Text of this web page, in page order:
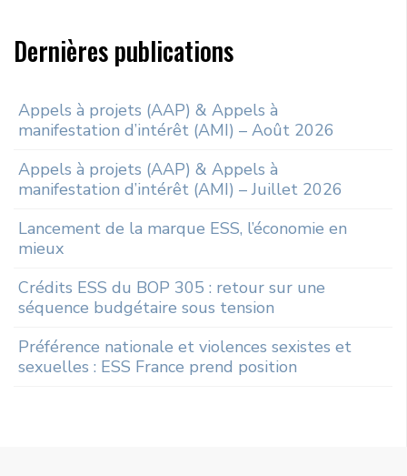
Dernières publications
Appels à projets (AAP) & Appels à
manifestation d’intérêt (AMI) – Août 2026
Appels à projets (AAP) & Appels à
manifestation d’intérêt (AMI) – Juillet 2026
Lancement de la marque ESS, l’économie en
mieux
Crédits ESS du BOP 305 : retour sur une
séquence budgétaire sous tension
Préférence nationale et violences sexistes et
sexuelles : ESS France prend position
Rechercher sur le site
Search
for: